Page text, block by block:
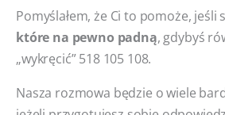
Pomyślałem, że Ci to pomoże, jeśli
które na pewno padną, gdybyś
„wykręcić” 518 105 108.
Nasza rozmowa będzie o wiele